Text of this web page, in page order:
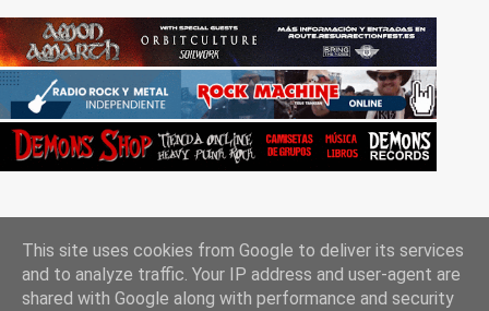
This site uses cookies from Google to deliver its services
and to analyze traffic. Your IP address and user-agent are
shared with Google along with performance and security